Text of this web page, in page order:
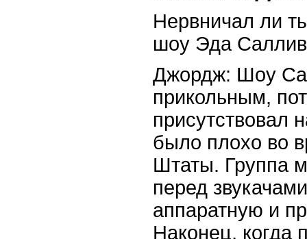
Нервничал ли
шоу Эда
Джордж: Шоу
прикольным,
присутствовал
было плохо во
Штаты. Группа
перед
аппаратную и
Наконец, когда